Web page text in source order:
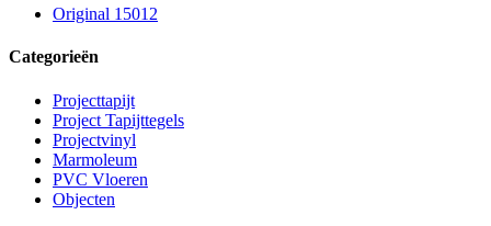
Original 15012
Categorieën
Projecttapijt
Project Tapijttegels
Projectvinyl
Marmoleum
PVC Vloeren
Objecten